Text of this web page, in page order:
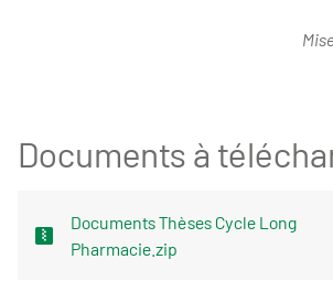
Documents à
Documents Thèses Cycle Long
Pharmacie.zip